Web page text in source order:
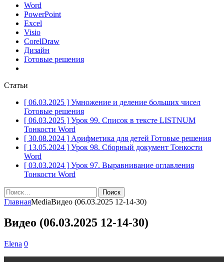
Word
PowerPoint
Excel
Visio
CorelDraw
Дизайн
Готовые решения
Статьи
[ 06.03.2025 ] Умножение и деление больших чисел
Готовые решения
[ 06.03.2025 ] Урок 99. Список в тексте LISTNUM
Тонкости Word
[ 30.08.2024 ] Арифметика для детей Готовые решения
[ 13.05.2024 ] Урок 98. Сборный документ Тонкости
Word
[ 03.03.2024 ] Урок 97. Выравнивание оглавления
Тонкости Word
Найти:
ГлавнаяMediaВидео (06.03.2025 12-14-30)
Видео (06.03.2025 12-14-30)
Elena 0